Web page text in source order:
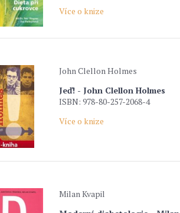
Více o knize
John Clellon Holmes
Jeď! - John Clellon Holmes
ISBN: 978-80-257-2068-4
Více o knize
Milan Kvapil